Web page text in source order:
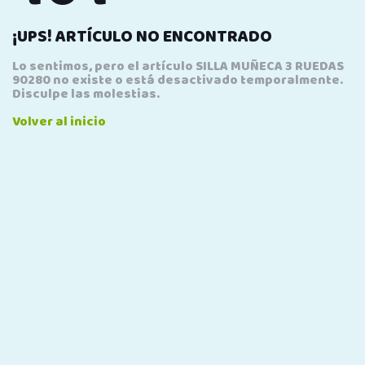
¡UPS! ARTÍCULO NO ENCONTRADO
Lo sentimos, pero el artículo SILLA MUÑECA 3 RUEDAS
90280 no existe o está desactivado temporalmente.
Disculpe las molestias.
Volver al inicio